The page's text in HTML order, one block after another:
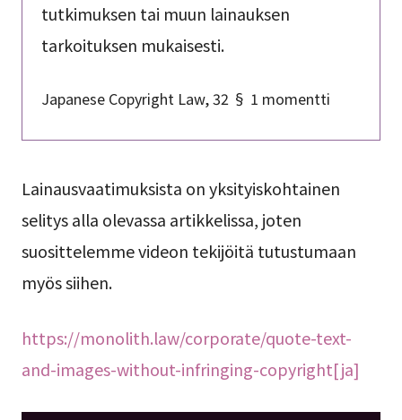
tutkimuksen tai muun lainauksen
tarkoituksen mukaisesti.
Japanese Copyright Law, 32 § 1 momentti
Lainausvaatimuksista on yksityiskohtainen
selitys alla olevassa artikkelissa, joten
suosittelemme videon tekijöitä tutustumaan
myös siihen.
https://monolith.law/corporate/quote-text-
and-images-without-infringing-copyright[ja]